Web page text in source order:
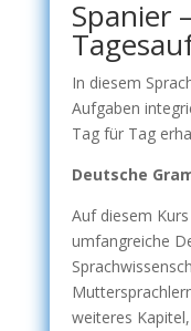
Spanier
In diesem
Aufgaben
Tag für Tag
Deutsche
Auf diesem
umfangreiche
weiteres